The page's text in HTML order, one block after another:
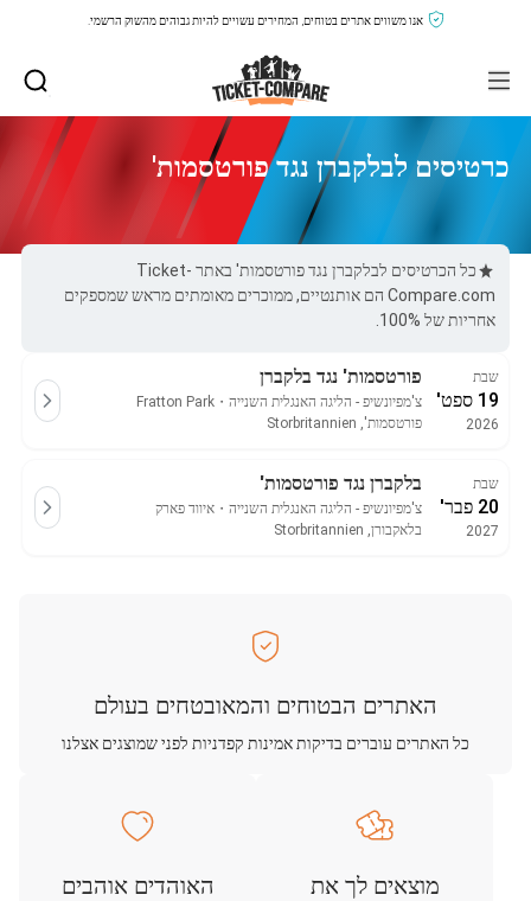
אנו משווים אתרים בטוחים, המחירים עשויים להיות גבוהים מהשוק הרשמי.
כרטיסים לבלקברן נגד פורטסמות'
כל הכרטיסים לבלקברן נגד פורטסמות' באתר Ticket-
Compare.com הם אותנטיים, ממוכרים מאומתים מראש שמספקים
אחריות של 100%.
שבת
19 ספט'
2026
פורטסמות' נגד בלקברן
צ'מפיונשיפ - הליגה האנגלית השנייה ・
Fratton Park
פורטסמות', Storbritannien
שבת
20 פבר'
2027
בלקברן נגד פורטסמות'
צ'מפיונשיפ - הליגה האנגלית השנייה ・ איווד פארק
בלאקבורן, Storbritannien
האתרים הבטוחים והמאובטחים בעולם
כל האתרים עוברים בדיקות אמינות קפדניות לפני שמוצגים אצלנו
מוצאים לך את
האוהדים אוהבים